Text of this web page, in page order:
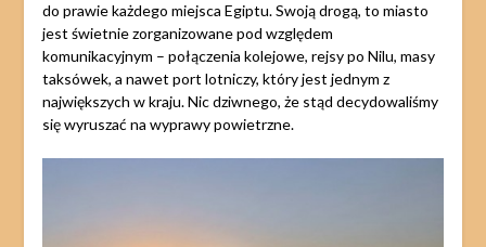
do prawie każdego miejsca Egiptu. Swoją drogą, to miasto
jest świetnie zorganizowane pod względem
komunikacyjnym – połączenia kolejowe, rejsy po Nilu, masy
taksówek, a nawet port lotniczy, który jest jednym z
największych w kraju. Nic dziwnego, że stąd decydowaliśmy
się wyruszać na wyprawy powietrzne.